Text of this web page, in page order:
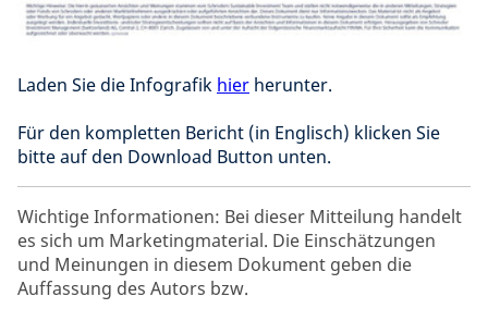
Laden Sie die Infografik hier herunter.
Für den kompletten Bericht (in Englisch) klicken Sie
bitte auf den Download Button unten.
Wichtige Informationen: Bei dieser Mitteilung handelt
es sich um Marketingmaterial. Die Einschätzungen
und Meinungen in diesem Dokument geben die
Auffassung des Autors bzw.